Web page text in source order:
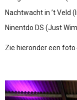
Nachtwacht in ’t Veld
Ninentdo DS (Just
Zie hieronder een